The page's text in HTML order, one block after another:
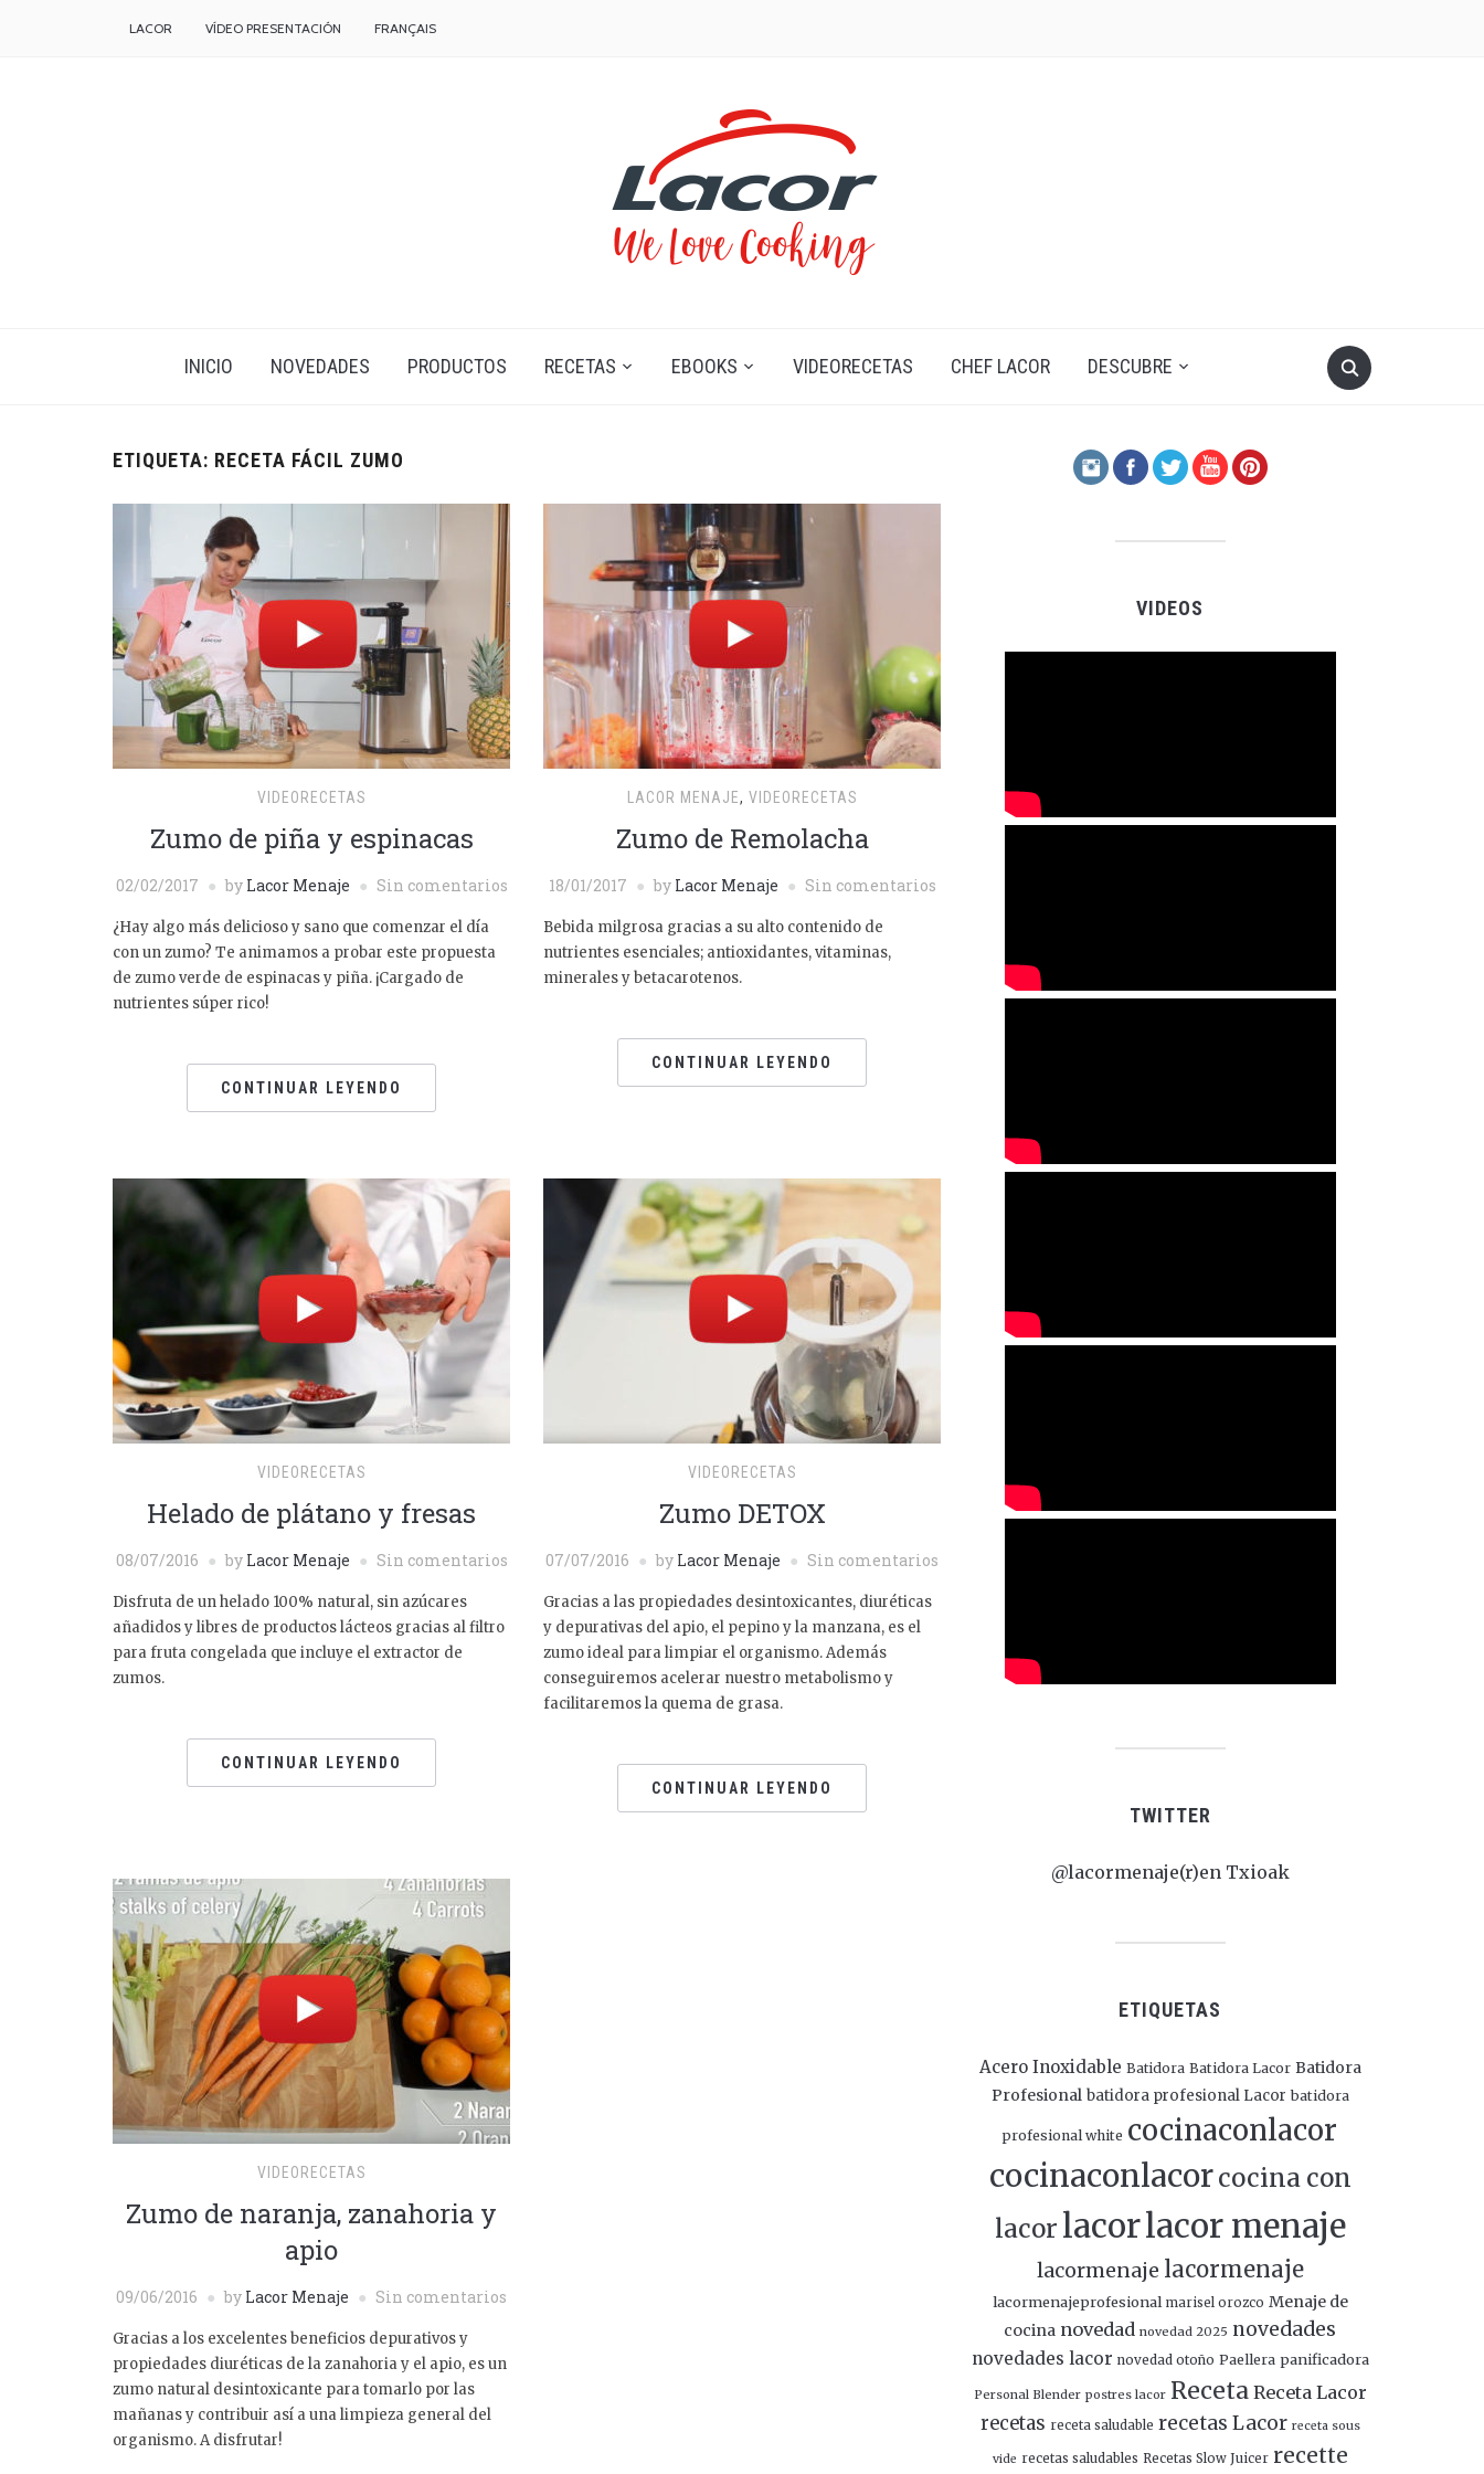
LACOR VÍDEO PRESENTACIÓN FRANÇAIS
INICIO NOVEDADES PRODUCTOS RECETAS EBOOKS VIDEORECETAS CHEF LACOR DESCUBRE
ETIQUETA: RECETA FÁCIL ZUMO
VIDEORECETAS
Zumo de piña y espinacas
02/02/2017 by Lacor Menaje Sin comentarios
¿Hay algo más delicioso y sano que comenzar el día
con un zumo? Te animamos a probar este propuesta
de zumo verde de espinacas y piña. ¡Cargado de
nutrientes súper rico!
CONTINUAR LEYENDO
LACOR MENAJE, VIDEORECETAS
Zumo de Remolacha
18/01/2017 by Lacor Menaje Sin comentarios
Bebida milgrosa gracias a su alto contenido de
nutrientes esenciales; antioxidantes, vitaminas,
minerales y betacarotenos.
CONTINUAR LEYENDO
VIDEORECETAS
Helado de plátano y fresas
08/07/2016 by Lacor Menaje Sin comentarios
Disfruta de un helado 100% natural, sin azúcares
añadidos y libres de productos lácteos gracias al filtro
para fruta congelada que incluye el extractor de
zumos.
CONTINUAR LEYENDO
VIDEORECETAS
Zumo DETOX
07/07/2016 by Lacor Menaje Sin comentarios
Gracias a las propiedades desintoxicantes, diuréticas
y depurativas del apio, el pepino y la manzana, es el
zumo ideal para limpiar el organismo. Además
conseguiremos acelerar nuestro metabolismo y
facilitaremos la quema de grasa.
CONTINUAR LEYENDO
VIDEORECETAS
Zumo de naranja, zanahoria y
apio
09/06/2016 by Lacor Menaje Sin comentarios
Gracias a los excelentes beneficios depurativos y
propiedades diuréticas de la zanahoria y el apio, es un
zumo natural desintoxicante para tomarlo por las
mañanas y contribuir así a una limpieza general del
organismo. A disfrutar!
VIDEOS
TWITTER
@lacormenaje(r)en Txioak
ETIQUETAS
Acero Inoxidable Batidora Batidora Lacor Batidora
Profesional batidora profesional Lacor batidora
profesional white cocinaconlacor
cocinaconlacorcocina con
lacor lacorlacor menaje
lacormenaje lacormenaje
lacormenajeprofesional marisel orozco Menaje de
cocina novedad novedad 2025 novedades
novedades lacor novedad otoño Paellera panificadora
Personal Blender postres lacor Receta Receta Lacor
recetas receta saludable recetas Lacor receta sous
vide recetas saludables Recetas Slow Juicer recette